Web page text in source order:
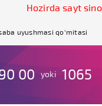
Hozirda sayt sinov
uyushmasi qo'mitasi
00 yoki 1065